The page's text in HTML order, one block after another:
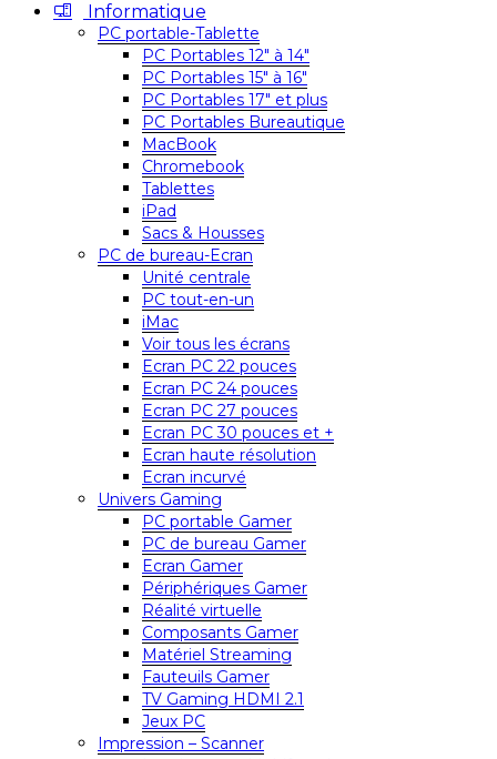
Informatique
PC portable-Tablette
PC Portables 12″ à 14″
PC Portables 15″ à 16″
PC Portables 17″ et plus
PC Portables Bureautique
MacBook
Chromebook
Tablettes
iPad
Sacs & Housses
PC de bureau-Ecran
Unité centrale
PC tout-en-un
iMac
Voir tous les écrans
Ecran PC 22 pouces
Ecran PC 24 pouces
Ecran PC 27 pouces
Ecran PC 30 pouces et +
Ecran haute résolution
Ecran incurvé
Univers Gaming
PC portable Gamer
PC de bureau Gamer
Ecran Gamer
Périphériques Gamer
Réalité virtuelle
Composants Gamer
Matériel Streaming
Fauteuils Gamer
TV Gaming HDMI 2.1
Jeux PC
Impression – Scanner